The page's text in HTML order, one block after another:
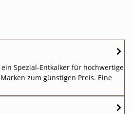
Spezial-Entkalker für hochwertige
zum günstigen Preis. Eine